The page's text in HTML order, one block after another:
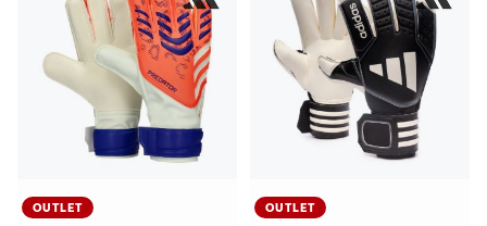
OUTLET OUTLET